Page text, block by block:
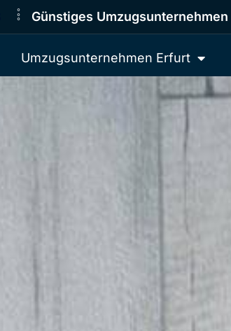
Günstiges
Umzugsunternehmen Erfurt